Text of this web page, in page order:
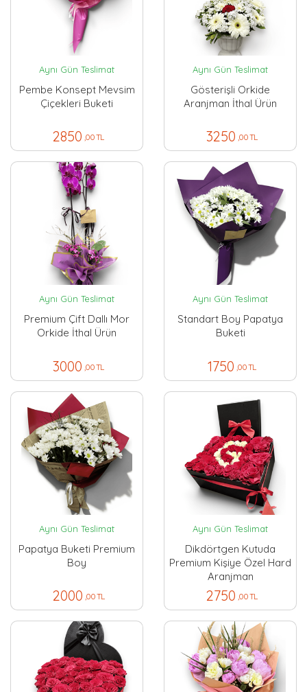
Aynı Gün Teslimat
Pembe Konsept Mevsim
Çiçekleri Buketi
2850 ,00 TL
Aynı Gün Teslimat
Gösterişli Orkide
Aranjman İthal Ürün
3250 ,00 TL
Aynı Gün Teslimat
Premium Çift Dallı Mor
Orkide İthal Ürün
3000 ,00 TL
Aynı Gün Teslimat
Standart Boy Papatya
Buketi
1750 ,00 TL
Aynı Gün Teslimat
Papatya Buketi Premium
Boy
2000 ,00 TL
Aynı Gün Teslimat
Dikdörtgen Kutuda
Premium Kişiye Özel Hard
Aranjman
2750 ,00 TL